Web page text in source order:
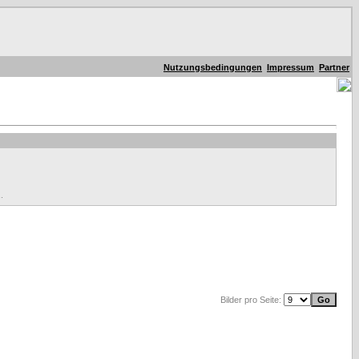
Nutzungsbedingungen Impressum Partner
Bilder pro Seite: